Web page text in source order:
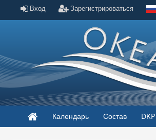
Вход Зарегистрироваться
Календарь Состав